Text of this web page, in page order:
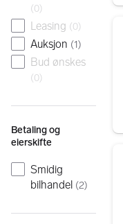
(0)
Leasing (0)
Auksjon (1)
Bud ønskes
(0)
Betaling og
eierskifte
Smidig
bilhandel (2)